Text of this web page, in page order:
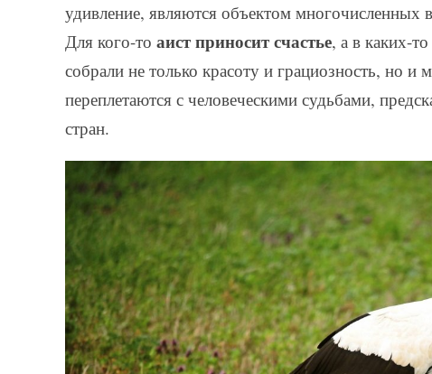
удивление, являются объектом многочисленных
Для кого-то аист приносит счастье, а в каких-
собрали не только красоту и грациозность, но
переплетаются с человеческими судьбами,
стран.